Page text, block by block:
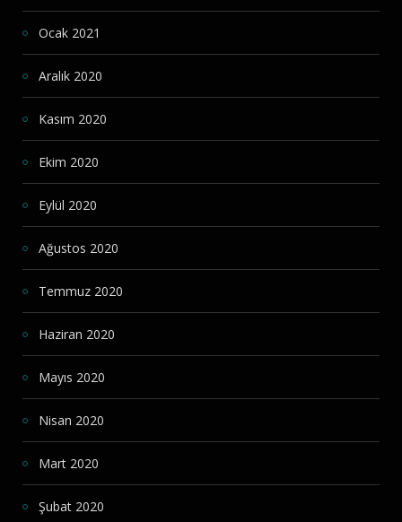
Ocak 2021
Aralık 2020
Kasım 2020
Ekim 2020
Eylül 2020
Ağustos 2020
Temmuz 2020
Haziran 2020
Mayıs 2020
Nisan 2020
Mart 2020
Şubat 2020